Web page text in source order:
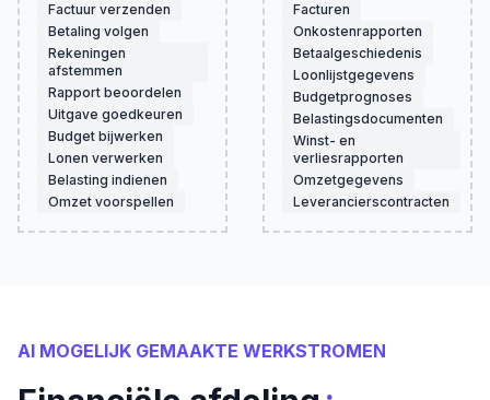
Factuur verzenden
Betaling volgen
Rekeningen
afstemmen
Rapport beoordelen
Uitgave goedkeuren
Budget bijwerken
Lonen verwerken
Belasting indienen
Omzet voorspellen
Facturen
Onkostenrapporten
Betaalgeschiedenis
Loonlijstgegevens
Budgetprognoses
Belastingsdocumenten
Winst- en
verliesrapporten
Omzetgegevens
Leverancierscontracten
AI MOGELIJK GEMAAKTE WERKSTROMEN